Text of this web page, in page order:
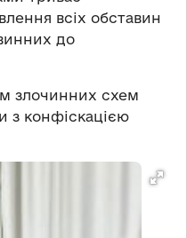
всіх обставин
до
злочинних схем
з конфіскацією